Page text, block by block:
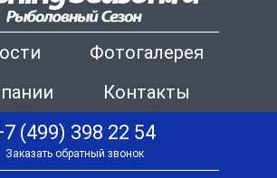
Фотогалерея
Контакты
(499) 398 22 54
Заказать обратный звонок